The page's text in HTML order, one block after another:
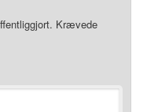
Krævede